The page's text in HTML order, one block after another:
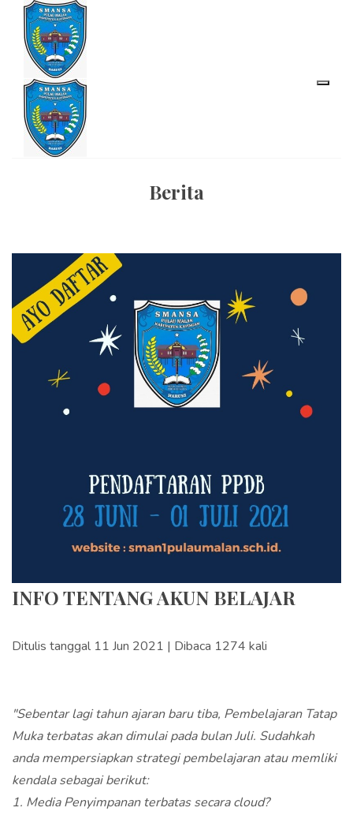
Berita
INFO TENTANG AKUN BELAJAR
Ditulis tanggal 11 Jun 2021 | Dibaca 1274 kali
"Sebentar lagi tahun ajaran baru tiba, Pembelajaran Tatap
Muka terbatas akan dimulai pada bulan Juli. Sudahkah
anda mempersiapkan strategi pembelajaran atau memliki
kendala sebagai berikut:
1. Media Penyimpanan terbatas secara cloud?